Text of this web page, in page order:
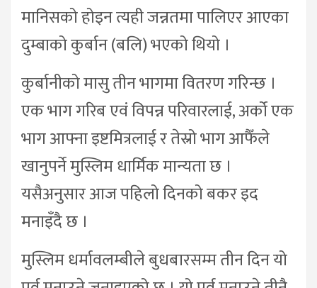
मानिसको होइन त्यही जन्नतमा पालिएर आएका
दुम्बाको कुर्बान (बलि) भएको थियो ।
कुर्बानीको मासु तीन भागमा वितरण गरिन्छ ।
एक भाग गरिब एवं विपन्न परिवारलाई, अर्को एक
भाग आफ्ना इष्टमित्रलाई र तेस्रो भाग आफैँले
खानुपर्ने मुस्लिम धार्मिक मान्यता छ ।
यसैअनुसार आज पहिलो दिनको बकर इद
मनाइँदै छ ।
मुस्लिम धर्मावलम्बीले बुधबारसम्म तीन दिन यो